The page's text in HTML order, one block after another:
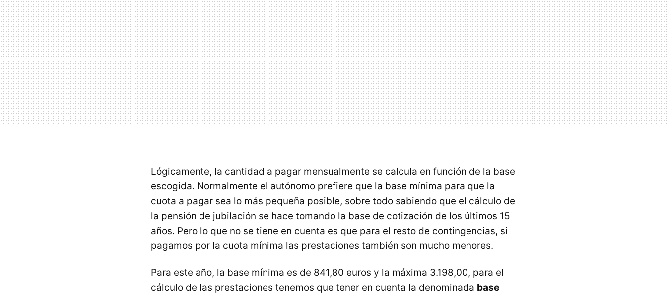
Lógicamente, la cantidad a pagar mensualmente se calcula en función de la base
escogida. Normalmente el autónomo prefiere que la base mínima para que la
cuota a pagar sea lo más pequeña posible, sobre todo sabiendo que el cálculo de
la pensión de jubilación se hace tomando la base de cotización de los últimos 15
años. Pero lo que no se tiene en cuenta es que para el resto de contingencias, si
pagamos por la cuota mínima las prestaciones también son mucho menores.
Para este año, la base mínima es de 841,80 euros y la máxima 3.198,00, para el
cálculo de las prestaciones tenemos que tener en cuenta la denominada base